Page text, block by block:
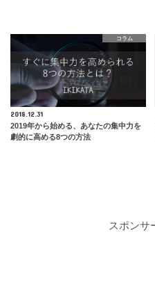
コラム
2018.12.31
2019年から始める、あなたの集中力を
劇的に高める8つの方法
スポンサ